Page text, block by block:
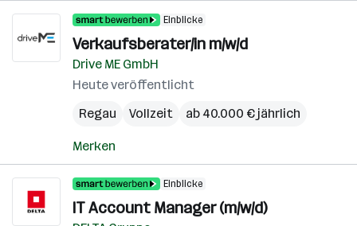
Einblicke
Verkaufsberater/in m/w/d
Drive ME GmbH
Heute veröffentlicht
Regau
Vollzeit ab 40.000 € jährlich
Merken
Einblicke
IT Account Manager (m/w/d)